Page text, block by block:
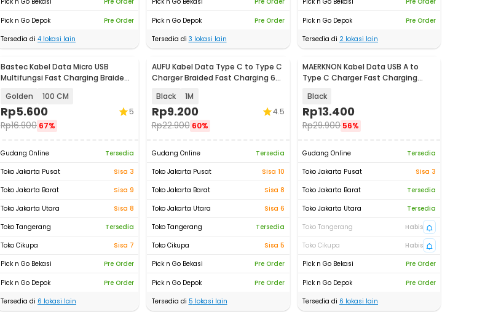
Pick n Go Depok
Pre Order
Tersedia di 4 lokasi lain
Pick n Go Depok
Pre Order
Tersedia di 3 lokasi lain
Pick n Go Depok
Pre Order
Tersedia di 2 lokasi lain
Bastec Kabel Data Micro USB
Multifungsi Fast Charging Braided
Golden 100 CM
Rp5.600
Rp16.900 67%
5
Gudang Online
Tersedia
Toko Jakarta Pusat
Sisa 3
Toko Jakarta Barat
Sisa 9
Toko Jakarta Utara
Sisa 8
Toko Tangerang
Tersedia
Toko Cikupa
Sisa 7
Pick n Go Bekasi
Pre Order
Pick n Go Depok
Pre Order
Tersedia di 6 lokasi lain
AUFU Kabel Data Type C to Type C
Charger Braided Fast Charging 6A
Black 1M
Rp9.200
Rp22.900 60%
4.5
Gudang Online
Tersedia
Toko Jakarta Pusat
Sisa 10
Toko Jakarta Barat
Sisa 8
Toko Jakarta Utara
Sisa 6
Toko Tangerang
Tersedia
Toko Cikupa
Sisa 5
Pick n Go Bekasi
Pre Order
Pick n Go Depok
Pre Order
Tersedia di 5 lokasi lain
MAERKNON Kabel Data USB A to
Type C Charger Fast Charging
Black
Rp13.400
Rp29.900 56%
Gudang Online
Tersedia
Toko Jakarta Pusat
Sisa 3
Toko Jakarta Barat
Tersedia
Toko Jakarta Utara
Tersedia
Toko Tangerang
Habis
Toko Cikupa
Habis
Pick n Go Bekasi
Pre Order
Pick n Go Depok
Pre Order
Tersedia di 6 lokasi lain